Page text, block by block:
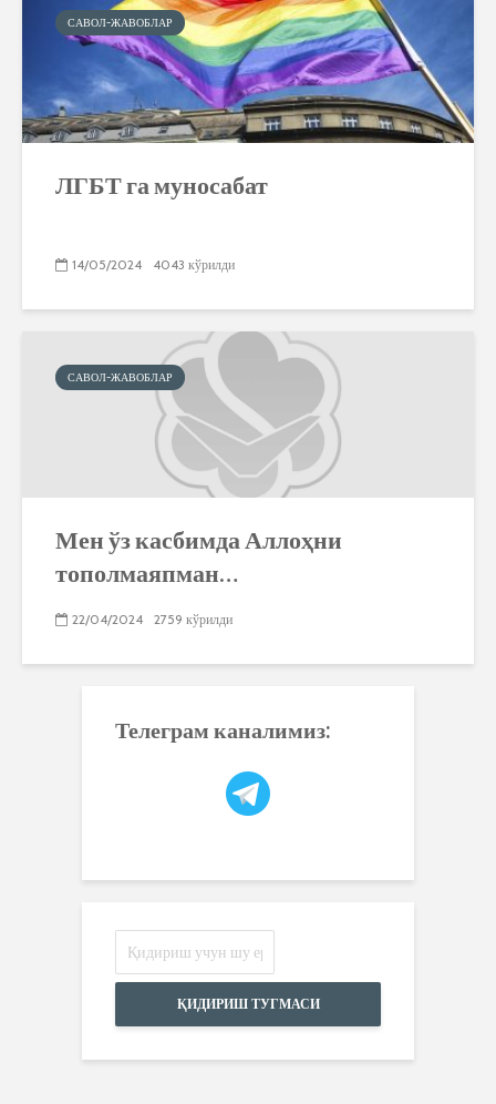
САВОЛ-ЖАВОБЛАР
ЛГБТ га муносабат
14/05/2024 4043 кўрилди
САВОЛ-ЖАВОБЛАР
Мен ўз касбимда Аллоҳни
тополмаяпман…
22/04/2024 2759 кўрилди
Телеграм каналимиз:
ҚИДИРИШ ТУГМАСИ